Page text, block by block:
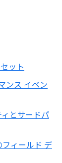
ット
ンス イベン
とサードパ
ィールド デ